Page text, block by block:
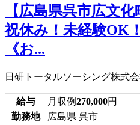
【広島県呉市広文
祝休み！未経験OK
《お...
日研トータルソーシング株式
給与 月収例270,000円
勤務地
広島県 呉市